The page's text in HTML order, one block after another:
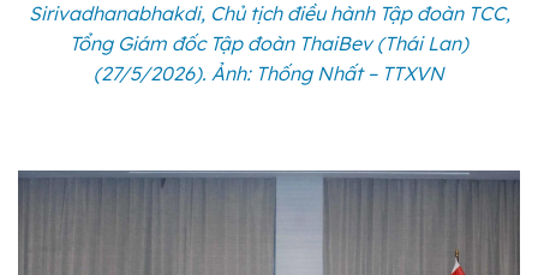
Sirivadhanabhakdi, Chủ tịch điều hành Tập đoàn TCC,
Tổng Giám đốc Tập đoàn ThaiBev (Thái Lan)
(27/5/2026). Ảnh: Thống Nhất – TTXVN